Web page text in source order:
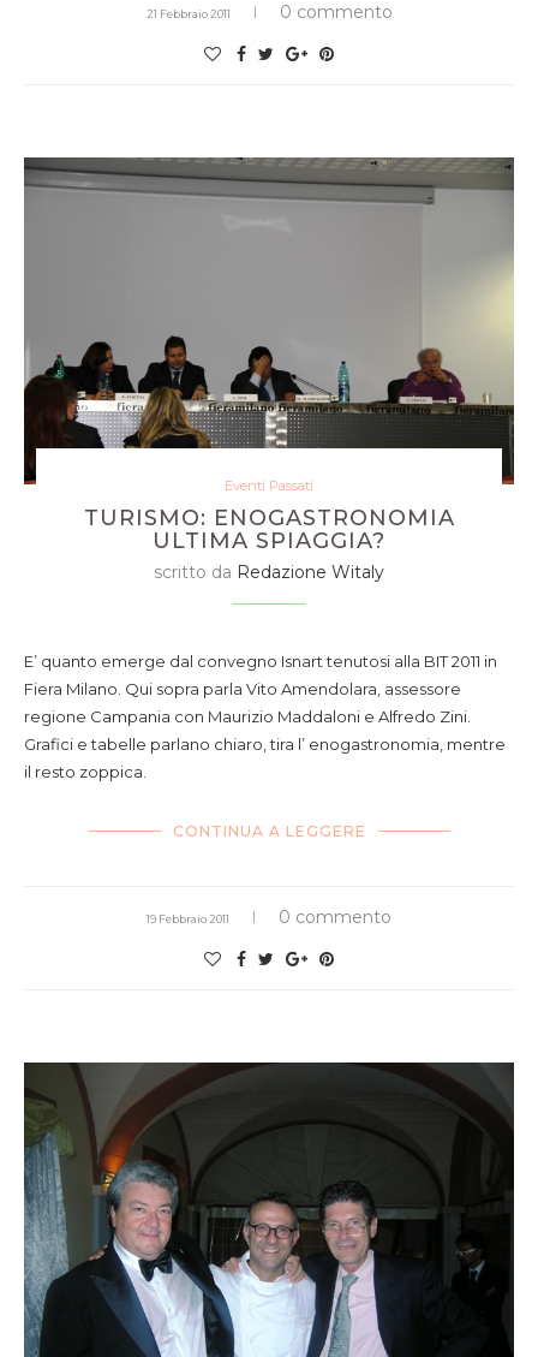
21 Febbraio 2011 0 commento
Eventi Passati
TURISMO: ENOGASTRONOMIA
ULTIMA SPIAGGIA?
scritto da Redazione Witaly
E’ quanto emerge dal convegno Isnart tenutosi alla BIT 2011 in
Fiera Milano. Qui sopra parla Vito Amendolara, assessore
regione Campania con Maurizio Maddaloni e Alfredo Zini.
Grafici e tabelle parlano chiaro, tira l’ enogastronomia, mentre
il resto zoppica.
CONTINUA A LEGGERE
19 Febbraio 2011 0 commento